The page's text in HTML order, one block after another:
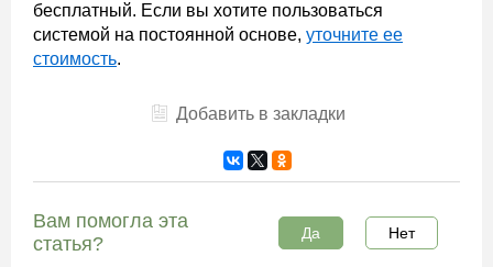
бесплатный. Если вы хотите пользоваться
системой на постоянной основе, уточните ее
стоимость.
Добавить в закладки
Вам помогла эта
статья?
Да Нет